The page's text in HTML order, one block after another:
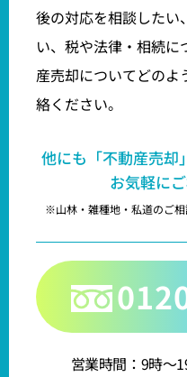
後の対応を相談したい
い、税や法律・相続
産売却についてどのよ
絡ください。
他にも「不動産売却
お気軽に
※山林・雑種地・私道のご相
営業時間：9時～